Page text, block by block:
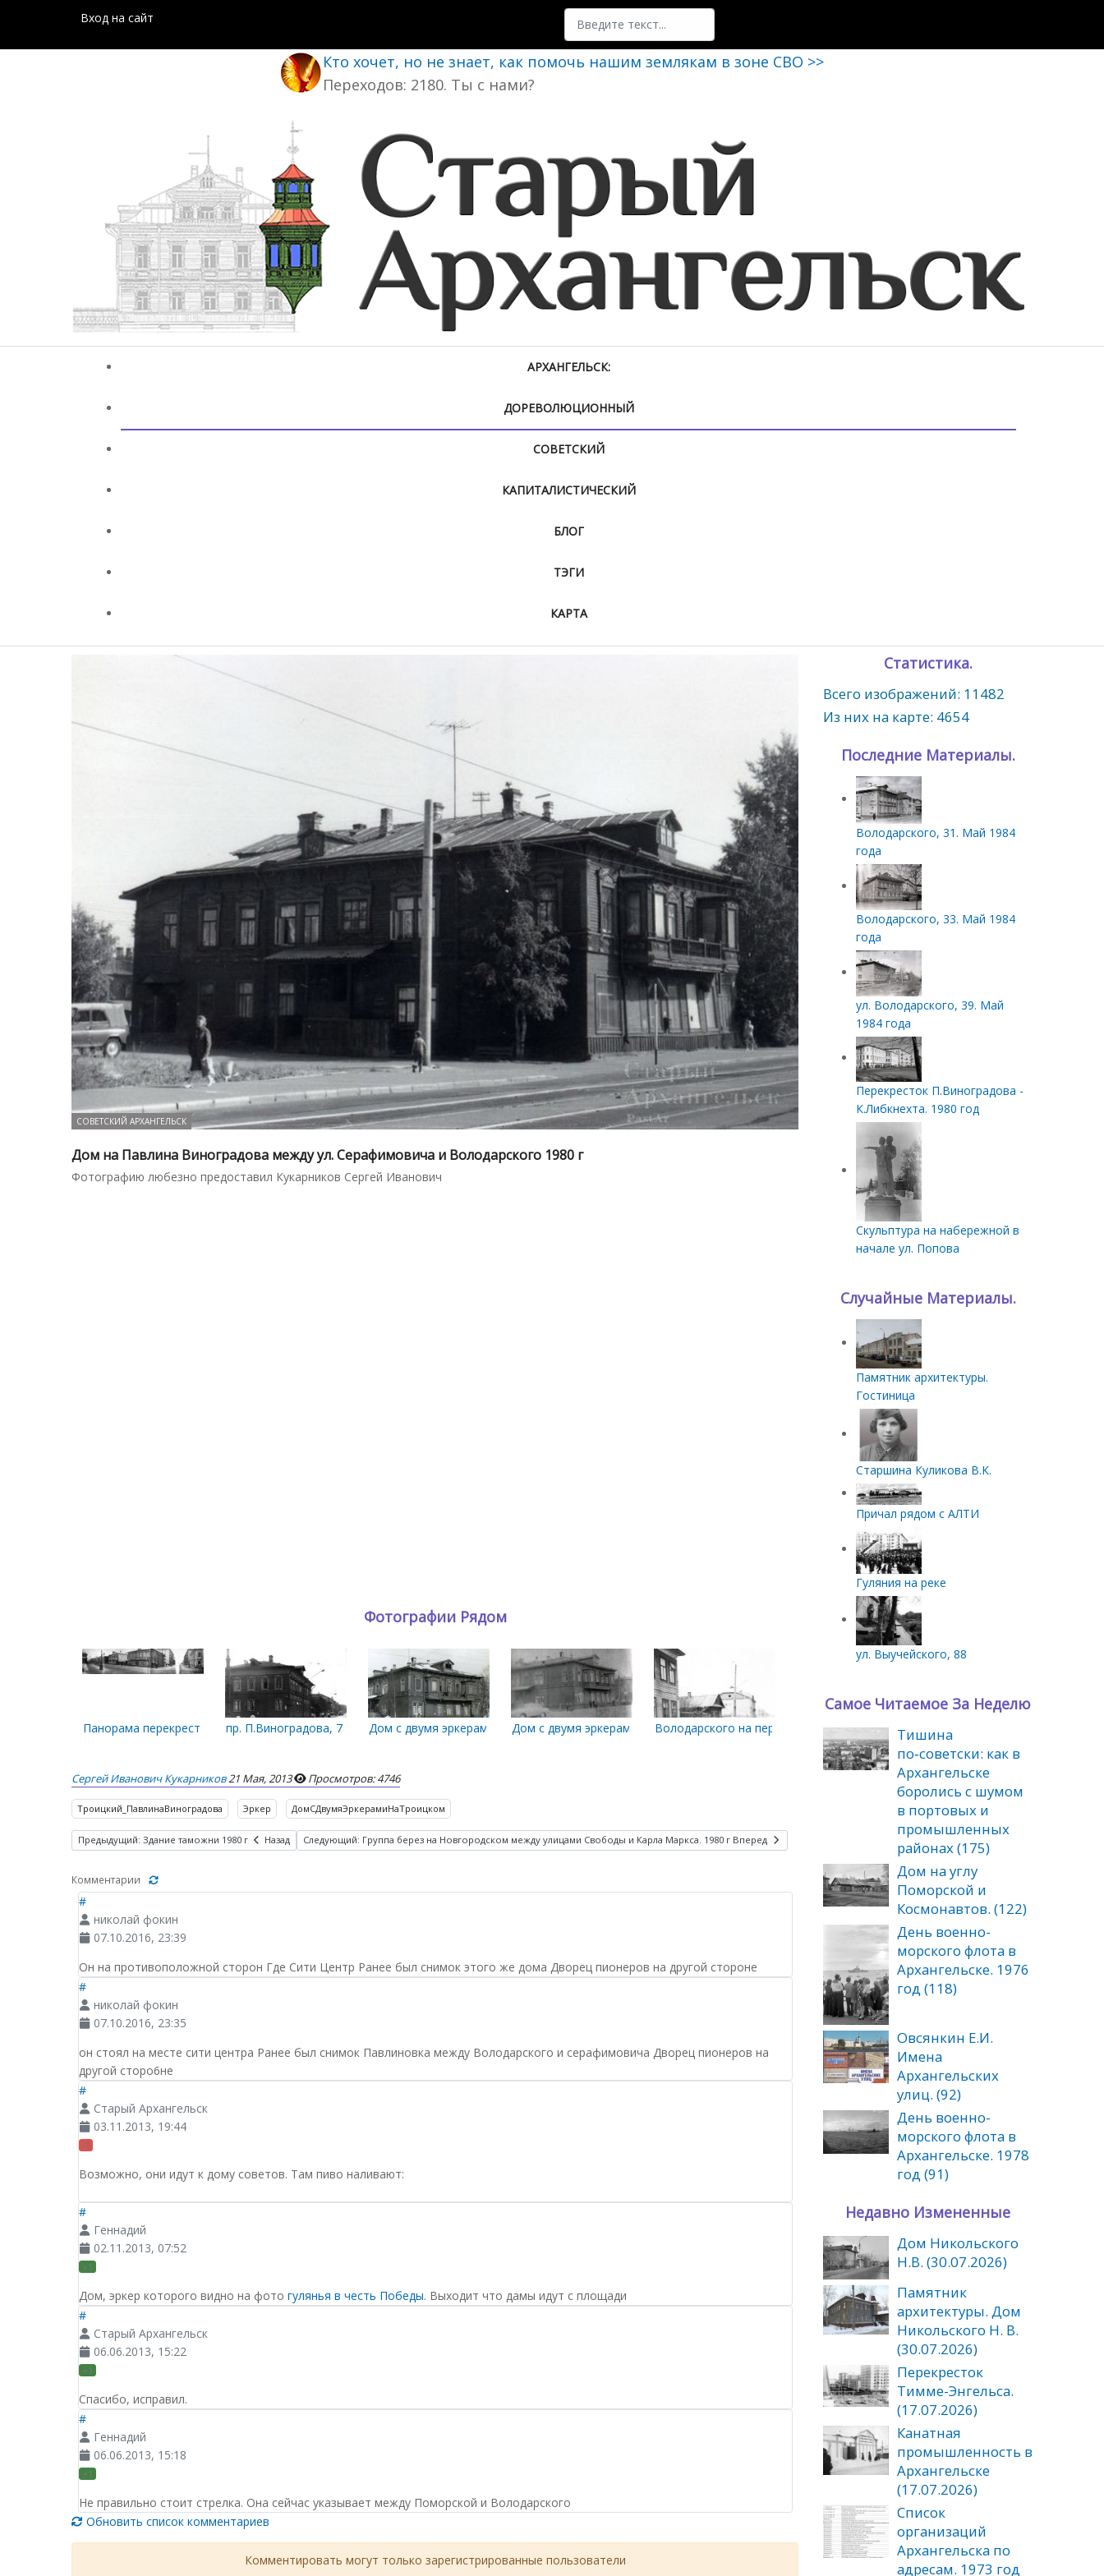
Вход на сайт Поиск
Кто хочет, но не знает, как помочь нашим землякам в зоне СВО >>
Переходов: 2180. Ты с нами?
АРХАНГЕЛЬСК:
ДОРЕВОЛЮЦИОННЫЙ
СОВЕТСКИЙ
КАПИТАЛИСТИЧЕСКИЙ
БЛОГ
ТЭГИ
КАРТА
СОВЕТСКИЙ АРХАНГЕЛЬСК
Дом на Павлина Виноградова между ул. Серафимовича и Володарского 1980 г
Фотографию любезно предоставил Кукарников Сергей Иванович
Фотографии Рядом
Панорама перекрестка Павлиновки и Володарского
пр. П.Виноградова, 7. Бывший дом А.П. Починковой. Фото Байдуш. 1974 г.
Дом с двумя эркерами на П.Виноградова
Дом с двумя эркерами Володарского на пересечении с П.Виноградова. Конец 50-х начало 60-х
Сергей Иванович Кукарников 21 Мая, 2013 Просмотров: 4746
Троицкий_ПавлинаВиноградова Эркер ДомСДвумяЭркерамиНаТроицком
Предыдущий: Здание таможни 1980 г Назад Следующий: Группа берез на Новгородском между улицами Свободы и Карла Маркса. 1980 г Вперед
Комментарии
#
николай фокин
07.10.2016, 23:39
Он на противоположной сторон Где Сити Центр Ранее был снимок этого же дома Дворец пионеров на другой стороне
#
николай фокин
07.10.2016, 23:35
он стоял на месте сити центра Ранее был снимок Павлиновка между Володарского и серафимовича Дворец пионеров на
другой сторо6не
#
Старый Архангельск
03.11.2013, 19:44
-1
Возможно, они идут к дому советов. Там пиво наливают:
#
Геннадий
02.11.2013, 07:52
+1
Дом, эркер которого видно на фото гулянья в честь Победы. Выходит что дамы идут с площади
#
Старый Архангельск
06.06.2013, 15:22
+1
Спасибо, исправил.
#
Геннадий
06.06.2013, 15:18
+1
Не правильно стоит стрелка. Она сейчас указывает между Поморской и Володарского
Обновить список комментариев
Комментировать могут только зарегистрированные пользователи
Статистика.
Всего изображений: 11482
Из них на карте: 4654
Последние Материалы.
Володарского, 31. Май 1984
года
Володарского, 33. Май 1984
года
ул. Володарского, 39. Май
1984 года
Перекресток П.Виноградова -
К.Либкнехта. 1980 год
Скульптура на набережной в
начале ул. Попова
Случайные Материалы.
Памятник архитектуры.
Гостиница
Старшина Куликова В.К.
Причал рядом с АЛТИ
Гуляния на реке
ул. Выучейского, 88
Самое Читаемое За Неделю
Тишина
по‑советски: как в
Архангельске
боролись с шумом
в портовых и
промышленных
районах (175)
Дом на углу
Поморской и
Космонавтов. (122)
День военно-
морского флота в
Архангельске. 1976
год (118)
Овсянкин Е.И.
Имена
Архангельских
улиц. (92)
День военно-
морского флота в
Архангельске. 1978
год (91)
Недавно Измененные
Дом Никольского
Н.В. (30.07.2026)
Памятник
архитектуры. Дом
Никольского Н. В.
(30.07.2026)
Перекресток
Тимме-Энгельса.
(17.07.2026)
Канатная
промышленность в
Архангельске
(17.07.2026)
Список
организаций
Архангельска по
адресам. 1973 год